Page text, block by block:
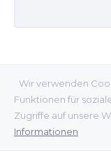
Wir verwenden
Funktionen für
Zugriffe auf unsere
Informationen